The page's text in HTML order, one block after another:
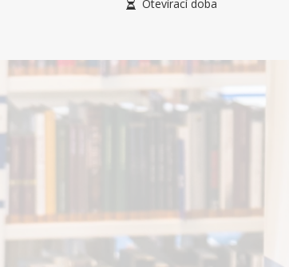
Otevírací doba